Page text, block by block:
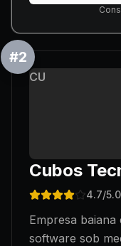
#2
CU
Cubos
4.7/5.0
Empresa
software sob